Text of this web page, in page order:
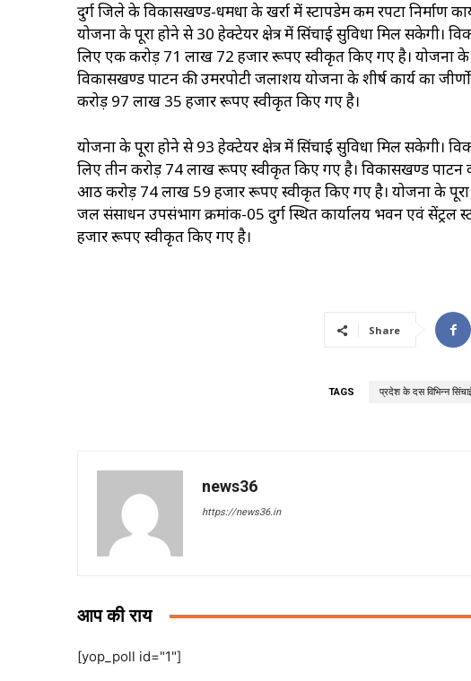
दुर्ग जिले के विकासखण्ड-धमधा के खर्रा में स्टापडेम कम रपटा निर्माण
योजना के पूरा होने से 30 हेक्टेयर क्षेत्र में सिंचाई सुविधा मिल सकेगी।
लिए एक करोड़ 71 लाख 72 हजार रूपए स्वीकृत किए गए है। योजना के
विकासखण्ड पाटन की उमरपोटी जलाशय योजना के शीर्ष कार्य का
करोड़ 97 लाख 35 हजार रूपए स्वीकृत किए गए है।
योजना के पूरा होने से 93 हेक्टेयर क्षेत्र में सिंचाई सुविधा मिल सकेगी।
लिए तीन करोड़ 74 लाख रूपए स्वीकृत किए गए है। विकासखण्ड पाटन
आठ करोड़ 74 लाख 59 हजार रूपए स्वीकृत किए गए है। योजना के पूरा
जल संसाधन उपसंभाग क्रमांक-05 दुर्ग स्थित कार्यालय भवन एवं सेंट्रल
हजार रूपए स्वीकृत किए गए है।
Share
TAGS प्रदेश के दस विभिन्न
news36
https://news36.in
आप की राय
[yop_poll id="1"]